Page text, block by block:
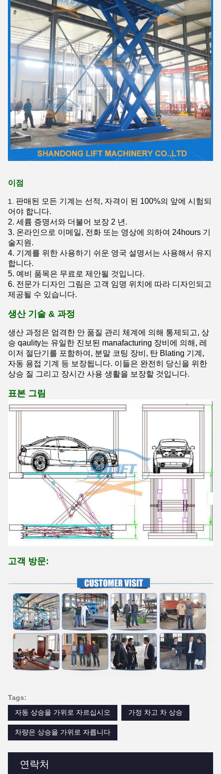
연락처
이점
1. 판매된 모든 기계는 선적, 자격이 된 100%의 앞에 시험되
어야 합니다.
2. 세륨 증명서와 더불어 보장 2 년.
3. 온라인으로 이메일, 전화 또는 영상에 의하여 24hours 기
술지원.
4. 기계를 위한 사용하기 쉬운 영국 설명서는 사용해서 유지
합니다.
5. 예비 품목은 무료로 제안될 것입니다.
6. 전문가 디자인 그림은 고객 임명 위치에 따라 디자인되고
제공될 수 있습니다.
생산 기술 & 과정
생산 과정은 엄격한 안 품질 관리 체계에 의해 통제되고, 상
승 qaulity는 유일한 진보된 manafacturing 장비에 의해, 레
이저 절단기를 포함하여, 분말 코팅 장비, 탄 Blating 기계,
자동 용접 기계 등 보장됩니다. 이들은 완전히 당신을 위한
상승 질 그리고 장시간 사용 생활을 보장할 것입니다.
표본 그림
고객 방문:
Tags:
자동 상승을 가위로 자르십시오
가정 차고 차 상승
차량은 상승을 가위로 자릅니다